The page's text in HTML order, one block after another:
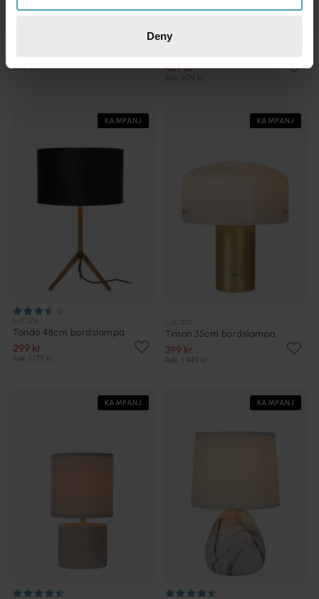
Deny
Rek. 289 kr
Extravaganza Frizzle 32cm
487 kr
Rek. 609 kr
KAMPANJ
Tondo 48cm bordslampa
299 kr
Rek. 1 179 kr
KAMPANJ
Timon 35cm bordslampa
399 kr
Rek. 1 449 kr
KAMPANJ KAMPANJ